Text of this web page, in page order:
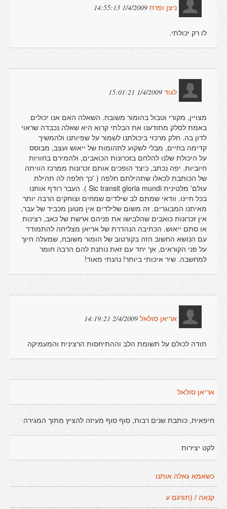
ניצן ופרח 1/4/2009 14:55:13
לו רק יכולתי.
לגוד 1/4/2009 15:01:21
מצויין, מקורי וטבול בהומור משובח. השאלה האם אנו יכולים
באמת לסלק מתודענו את הבלתי קרוא היא שאלה נכבדה שראוי
לדון בה. חלק מרכזי ביכולתנו לשמור על שפיותנו ולהמשיך
קדימה בחיים, מבלי לשקוע לתהומות של ייאוש ועצב, מבוסס
על היכולת שלנו להלחם בזכרונות הכואבים, ולהמירם בחוויות
חיוביות. יפה נכתב, כיצד הופכים אותם זכרונות ממרכז הוויתה
של הכותבת לכאלו שתהילתם חלפה ( 'כך חלפה לה תהילת
עולם' מלטינית Sic transit gloria mundi ). העבר רודף אותנו
בכל חיינו. וודאי שמתם לב שילדים שמחים וצוחקים הרבה יותר
מאיתנו המבוגרים. זה משום שלילדים אין מטען מכביד של עבר,
אין זכרונות כואבים שהלבישו את פניהם ארשת של כאב, רצינות
או סתם ייאוש. הכתיבה הנהדרת של אריאן מצליחה להתמודד
עם הנושא החשוב הזה בקורטוב של הומור משובח, שמעלה חיוך
על פני הקוראים, אך יחד עם זאת נותנת להם הרבה חומר
למחשבה. שיר איכותי ביותר! נהנתי מאוד!
אריאן סולאל 2/4/2009 14:19:21
תודה לכולם על תשומת הלב וההתיחסות הרצינית והמעמיקה
אריאן סולאל
חיפאית, כותבת שנים רבות, סוף סוף מעיזה להציץ מתוך המגירה
לקט יצירות
כשאמא גאלה אותנו
קנאה / (תורגם ע